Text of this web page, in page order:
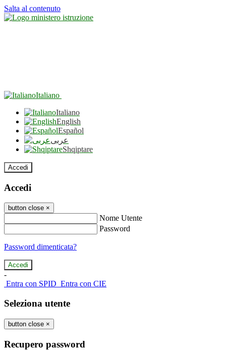
Salta al contenuto
Italiano
Italiano
English
Español
عربى
Shqiptare
Accedi
Accedi
button close ×
Nome Utente
Password
Password dimenticata?
-
Entra con SPID Entra con CIE
Seleziona utente
button close ×
Recupero password